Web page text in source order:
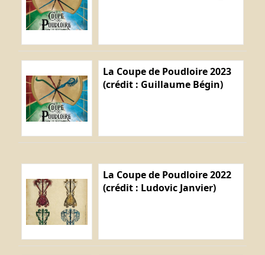
La Coupe de Poudloire 2023
(crédit : Guillaume Bégin)
La Coupe de Poudloire 2022
(crédit : Ludovic Janvier)